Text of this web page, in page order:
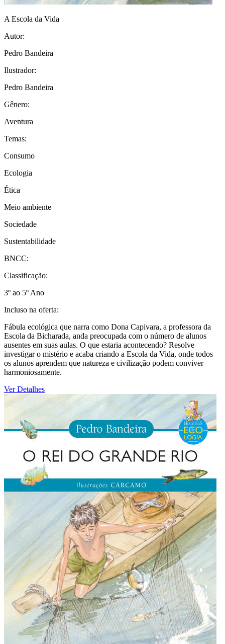
A Escola da Vida
Autor:
Pedro Bandeira
Ilustrador:
Pedro Bandeira
Gênero:
Aventura
Temas:
Consumo
Ecologia
Ética
Meio ambiente
Sociedade
Sustentabilidade
BNCC:
Classificação:
3º ao 5º Ano
Incluso na oferta:
Fábula ecológica que narra como Dona Capivara, a professora da
Escola da Bicharada, anda preocupada com o número de alunos
ausentes em suas aulas. O que estaria acontecendo? Resolve
investigar o mistério e acaba criando a Escola da Vida, onde todos
os alunos aprendem que natureza e civilização podem conviver
harmoniosamente.
Ver Detalhes